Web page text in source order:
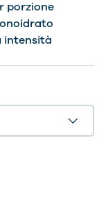
porzione
intensità